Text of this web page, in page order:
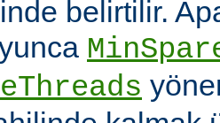
belirtilir.